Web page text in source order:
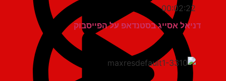
00:02:22
דניאל אסייג בסטנדאפ על הפייסבוק